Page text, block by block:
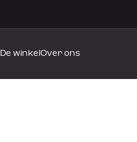
De winkelOver ons